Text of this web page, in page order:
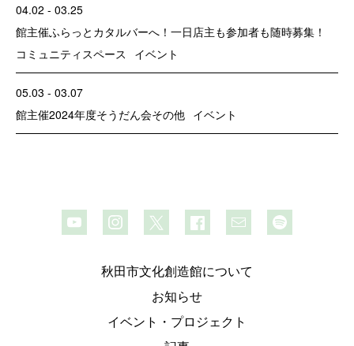
04.02 - 03.25
館主催ふらっとカタルバーへ！一日店主も参加者も随時募集！
コミュニティスペース
イベント
05.03 - 03.07
館主催2024年度そうだん会その他 イベント
秋田市文化創造館について
お知らせ
イベント・プロジェクト